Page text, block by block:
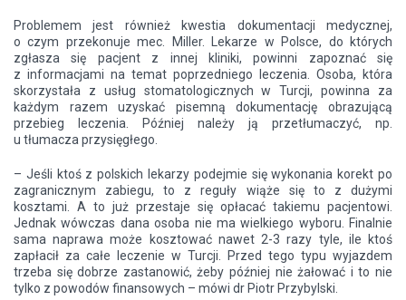
Problemem jest również kwestia dokumentacji medycznej,
o czym przekonuje mec. Miller. Lekarze w Polsce, do których
zgłasza się pacjent z innej kliniki, powinni zapoznać się
z informacjami na temat poprzedniego leczenia. Osoba, która
skorzystała z usług stomatologicznych w Turcji, powinna za
każdym razem uzyskać pisemną dokumentację obrazującą
przebieg leczenia. Później należy ją przetłumaczyć, np.
u tłumacza przysięgłego.
– Jeśli ktoś z polskich lekarzy podejmie się wykonania korekt po
zagranicznym zabiegu, to z reguły wiąże się to z dużymi
kosztami. A to już przestaje się opłacać takiemu pacjentowi.
Jednak wówczas dana osoba nie ma wielkiego wyboru. Finalnie
sama naprawa może kosztować nawet 2-3 razy tyle, ile ktoś
zapłacił za całe leczenie w Turcji. Przed tego typu wyjazdem
trzeba się dobrze zastanowić, żeby później nie żałować i to nie
tylko z powodów finansowych – mówi dr Piotr Przybylski.